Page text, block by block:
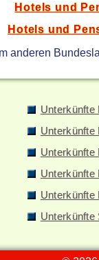
Hotels und
Hotels und
anderen
Unterkünfte
Unterkünfte
Unterkünfte
Unterkünfte
Unterkünfte
Unterkünfte